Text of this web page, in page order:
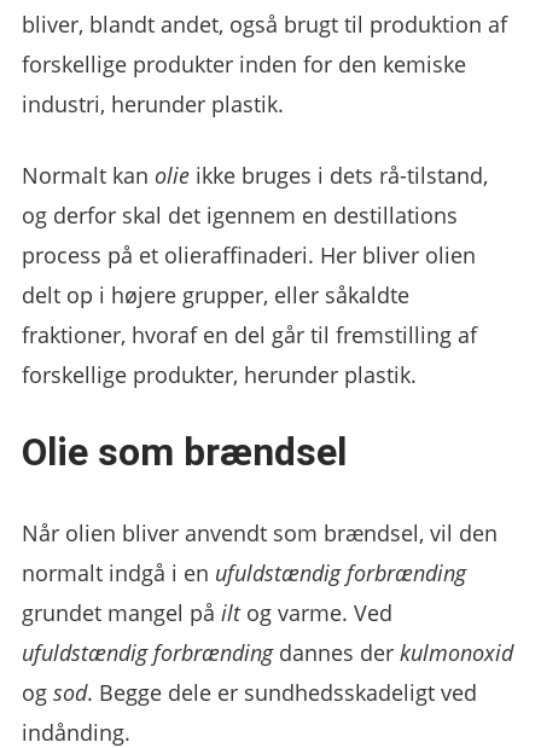
bliver, blandt andet, også brugt til produktion af
forskellige produkter inden for den kemiske
industri, herunder plastik.
Normalt kan olie ikke bruges i dets rå-tilstand,
og derfor skal det igennem en destillations
process på et olieraffinaderi. Her bliver olien
delt op i højere grupper, eller såkaldte
fraktioner, hvoraf en del går til fremstilling af
forskellige produkter, herunder plastik.
Olie som brændsel
Når olien bliver anvendt som brændsel, vil den
normalt indgå i en ufuldstændig forbrænding
grundet mangel påiltog varme. Ved
ufuldstændig forbrændingdannes derkulmonoxid
ogsod. Begge dele er sundhedsskadeligt ved
indånding.